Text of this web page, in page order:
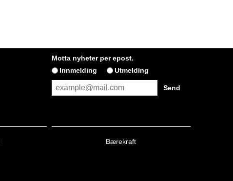
Motta nyheter per epost.
Innmelding
Utmelding
Bærekraft